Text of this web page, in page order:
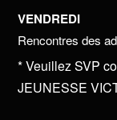
VENDREDI
Rencontres des
* Veuillez SVP
JEUNESSE